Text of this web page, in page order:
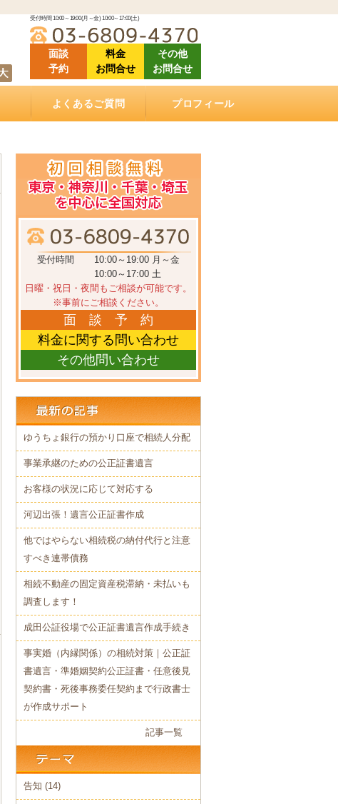
受付時間 10:00～19:00(月～金) 10:00～17:00(土)
面談
予約
料金
お問合せ
その他
お問合せ
よくあるご質問 プロフィール
受付時間
10:00～19:00 月～金
10:00～17:00 土
日曜・祝日・夜間もご相談が可能です。
※事前にご相談ください。
面 談 予 約
料金に関する問い合わせ
その他問い合わせ
ゆうちょ銀行の預かり口座で相続人分配
事業承継のための公正証書遺言
お客様の状況に応じて対応する
河辺出張！遺言公正証書作成
他ではやらない相続税の納付代行と注意
すべき連帯債務
相続不動産の固定資産税滞納・未払いも
調査します！
成田公証役場で公正証書遺言作成手続き
事実婚（内縁関係）の相続対策｜公正証
書遺言・準婚姻契約公正証書・任意後見
契約書・死後事務委任契約まで行政書士
が作成サポート
記事一覧
告知 (14)